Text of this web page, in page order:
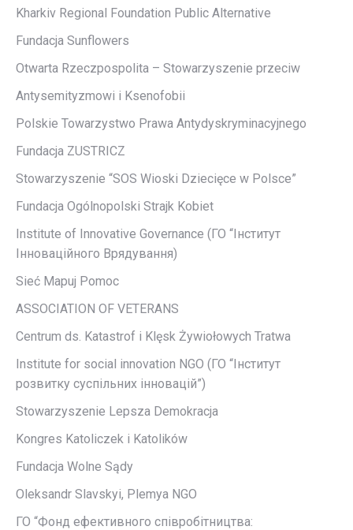
Kharkiv Regional Foundation Public Alternative
Fundacja Sunflowers
Otwarta Rzeczpospolita – Stowarzyszenie przeciw
Antysemityzmowi i Ksenofobii
Polskie Towarzystwo Prawa Antydyskryminacyjnego
Fundacja ZUSTRICZ
Stowarzyszenie “SOS Wioski Dziecięce w Polsce”
Fundacja Ogólnopolski Strajk Kobiet
Institute of Innovative Governance (ГО “Інститут
Інноваційного Врядування)
Sieć Mapuj Pomoc
ASSOCIATION OF VETERANS
Centrum ds. Katastrof i Klęsk Żywiołowych Tratwa
Institute for social innovation NGO (ГО “Інститут
розвитку суспільних інновацій”)
Stowarzyszenie Lepsza Demokracja
Kongres Katoliczek i Katolików
Fundacja Wolne Sądy
Oleksandr Slavskyi, Plemya NGO
ГО “Фонд ефективного співробітництва: